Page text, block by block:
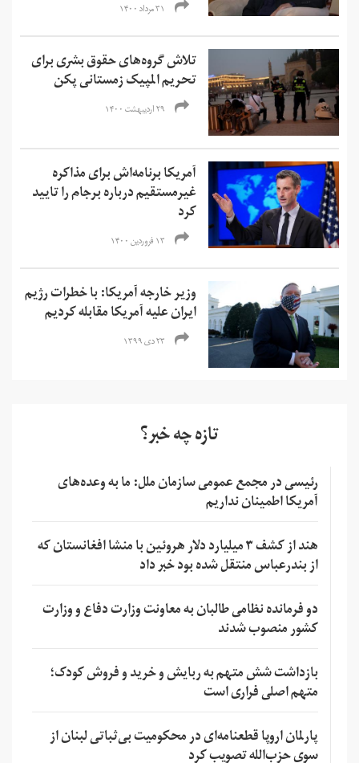
۳۱ مرداد ۱۴۰۰
تلاش گروه‌های حقوق بشری برای
تحریم المپیک زمستانی پکن
۲۹ اردیبهشت ۱۴۰۰
آمریکا برنامه‌اش برای مذاکره
غیرمستقیم درباره برجام را تایید
کرد
۱۳ فروردین ۱۴۰۰
وزیر خارجه آمریکا: با خطرات رژیم
ایران علیه آمریکا مقابله کردیم
۲۳ دی ۱۳۹۹
تازه چه خبر؟
رئیسی در مجمع عمومی سازمان ملل: ما به وعده‌های
آمریکا اطمینان نداریم
هند از کشف ۳ میلیارد دلار هروئین با منشا افغانستان که
از بندرعباس منتقل شده بود خبر داد
دو فرمانده نظامی طالبان به معاونت وزارت دفاع و وزارت
کشور منصوب شدند
بازداشت شش متهم به ربایش و خرید و فروش کودک؛
متهم اصلی فراری است
پارلمان اروپا قطعنامه‌ای در محکومیت بی‌ثباتی لبنان از